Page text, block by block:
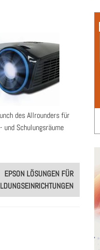
des Allrounders für
und Schulungsräume
EPSON LÖSUNGEN FÜR